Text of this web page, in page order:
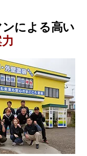
による高い